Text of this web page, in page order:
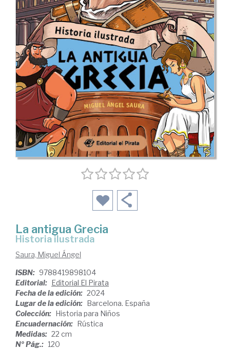
La antigua Grecia
Historia ilustrada
Saura, Miguel Ángel
ISBN: 9788419898104
Editorial: Editorial El Pirata
Fecha de la edición: 2024
Lugar de la edición: Barcelona. España
Colección: Historia para Niños
Encuadernación: Rústica
Medidas: 22 cm
Nº Pág.: 120